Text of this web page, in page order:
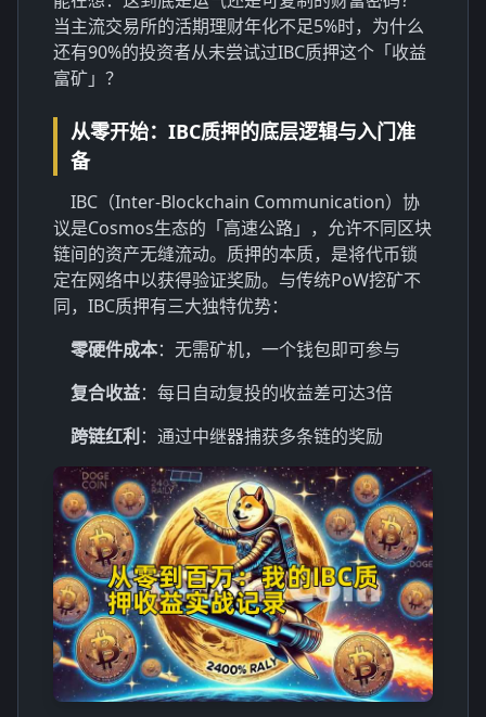
当主流交易所的活期理财年化不足5%时，为什么
还有90%的投资者从未尝试过IBC质押这个「收益
富矿」？
从零开始：IBC质押的底层逻辑与入门准
备
IBC（Inter-Blockchain Communication）协
议是Cosmos生态的「高速公路」，允许不同区块
链间的资产无缝流动。质押的本质，是将代币锁
定在网络中以获得验证奖励。与传统PoW挖矿不
同，IBC质押有三大独特优势：
零硬件成本：无需矿机，一个钱包即可参与
复合收益：每日自动复投的收益差可达3倍
跨链红利 ：通过中继器捕获多条链的奖励